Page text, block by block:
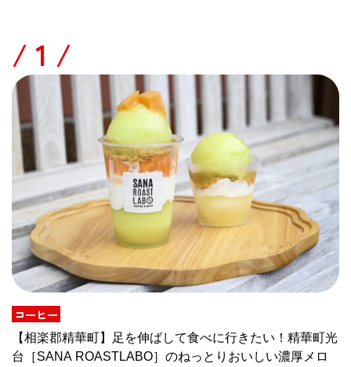
/
コーヒー
【相楽郡精華町】足を伸ばして食べに行きたい！精華町光
台［SANA ROASTLABO］のねっとりおいしい濃厚メロ